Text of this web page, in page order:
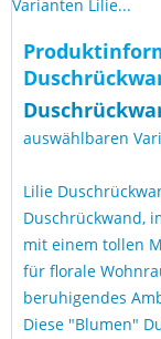
Varianten Lilie...
auswählbaren
Lilie
Duschrückwand,
mit einem tollen
für florale
beruhigendes
Diese "Blumen"